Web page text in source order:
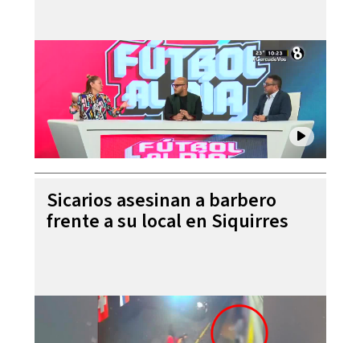
Sicarios asesinan a barbero
frente a su local en Siquirres